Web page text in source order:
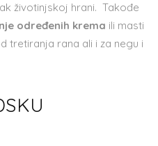
životinjskoj hrani. Takođe
određenih krema ili masti
tretiranja rana ali i za negu i